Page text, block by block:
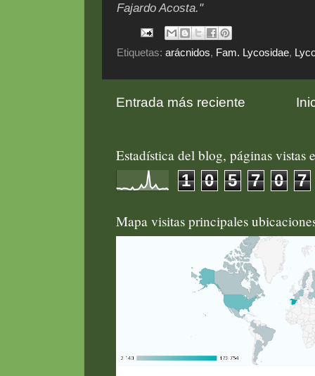
Fajardo Acosta."
Etiquetas: arácnidos, Fam. Lycosidae,
Entrada más reciente
Estadística del blog, páginas vistas
1 0 5 7 0 7
Mapa visitas principales